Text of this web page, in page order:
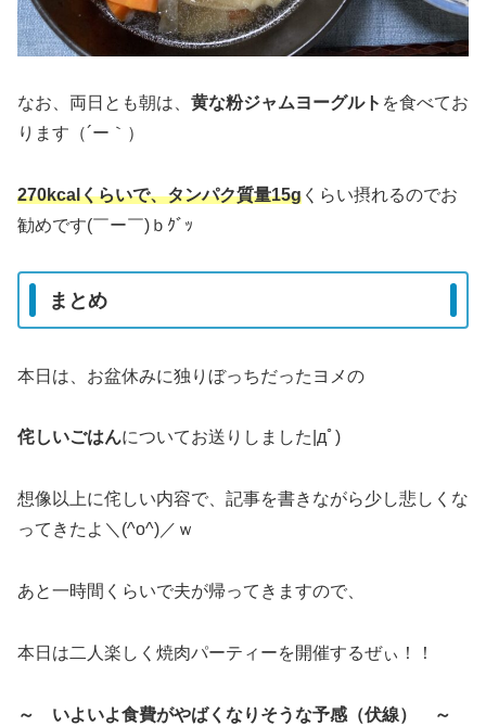
なお、両日とも朝は、 黄な粉ジャムヨーグルト を食べてお
ります（´ー｀）
270kcalくらいで、タンパク質量15g くらい摂れるのでお
勧めです(￣ー￣)ｂｸﾞｯ
まとめ
本日は、お盆休みに独りぼっちだったヨメの
侘しいごはんについてお送りしました|дﾟ)
想像以上に侘しい内容で、記事を書きながら少し悲しくな
ってきたよ＼(^o^)／ｗ
あと一時間くらいで夫が帰ってきますので、
本日は二人楽しく焼肉パーティーを開催するぜぃ！！
～ いよいよ食費がやばくなりそうな予感（伏線） ～